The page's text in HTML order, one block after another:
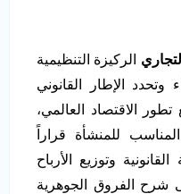
الركيزة التنظيمية
وتحدد الإطار القانوني
الاقتصاد العالمي،
للمنشأة قراراً
وتوزيع الأرباح
شرح الفروق الجوهرية